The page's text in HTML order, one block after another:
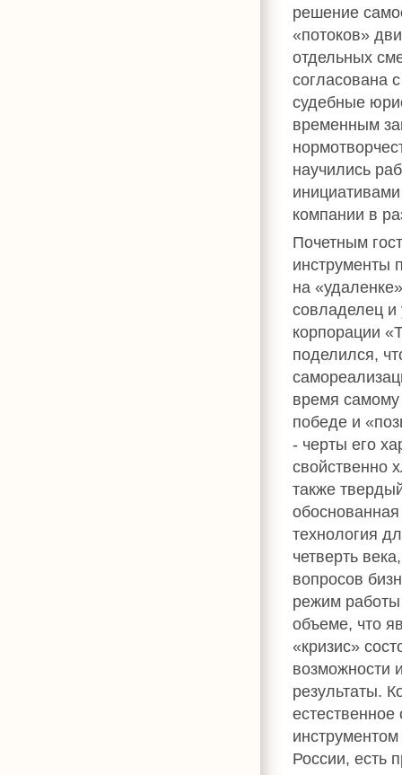
решение
«потоков»
отдельных
согласована
судебные
временным
научились
компании в
Почетным
инструменты
на
совладелец
корпорации
поделился,
время самому
победе и
- черты его
свойственно
также
технология
четверть
вопросов
режим
объеме, что
«кризис»
возможности
результаты.
России, есть